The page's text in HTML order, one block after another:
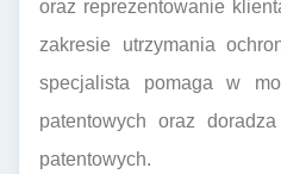
oraz reprezentowanie
zakresie utrzymania
specjalista pomaga w
patentowych oraz
patentowych.